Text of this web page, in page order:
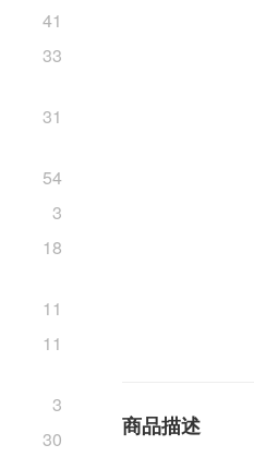
41
33
31
54
3
18
11
11
3
30
商品描述